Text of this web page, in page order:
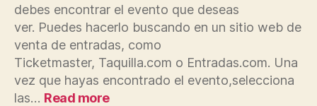
debes encontrar el evento que deseas
ver. Puedes hacerlo buscando en un sitio web de
venta de entradas, como
Ticketmaster, Taquilla.com o Entradas.com. Una
vez que hayas encontrado el evento,selecciona
las… Read more: